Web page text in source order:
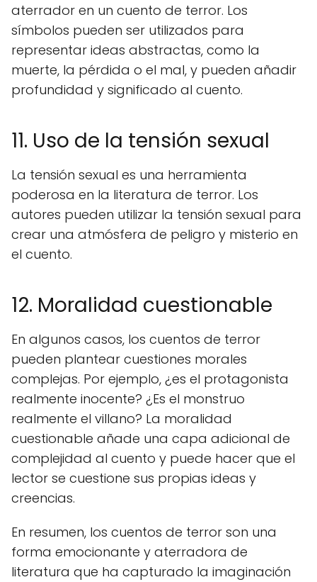
aterrador en un cuento de terror. Los
símbolos pueden ser utilizados para
representar ideas abstractas, como la
muerte, la pérdida o el mal, y pueden añadir
profundidad y significado al cuento.
11. Uso de la tensión sexual
La tensión sexual es una herramienta
poderosa en la literatura de terror. Los
autores pueden utilizar la tensión sexual para
crear una atmósfera de peligro y misterio en
el cuento.
12. Moralidad cuestionable
En algunos casos, los cuentos de terror
pueden plantear cuestiones morales
complejas. Por ejemplo, ¿es el protagonista
realmente inocente? ¿Es el monstruo
realmente el villano? La moralidad
cuestionable añade una capa adicional de
complejidad al cuento y puede hacer que el
lector se cuestione sus propias ideas y
creencias.
En resumen, los cuentos de terror son una
forma emocionante y aterradora de
literatura que ha capturado la imaginación